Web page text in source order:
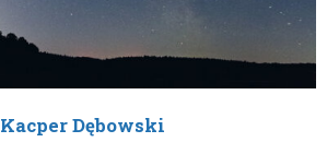
Kacper Dębowski